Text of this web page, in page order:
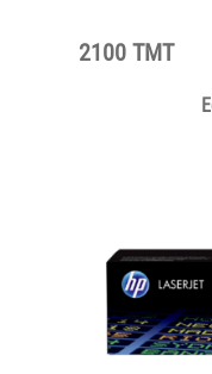
2100 TMT